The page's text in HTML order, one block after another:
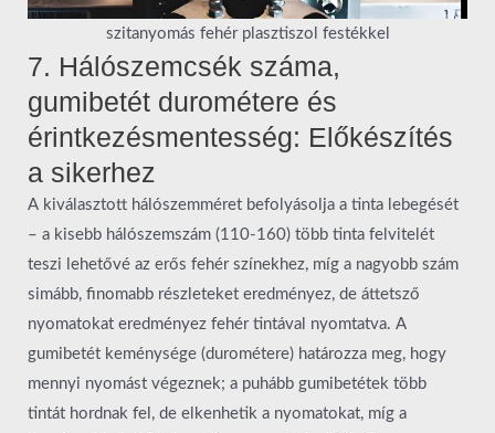
szitanyomás fehér plasztiszol festékkel
7. Hálószemcsék száma,
gumibetét durométere és
érintkezésmentesség: Előkészítés
a sikerhez
A kiválasztott hálószemméret befolyásolja a tinta lebegését
– a kisebb hálószemszám (110-160) több tinta felvitelét
teszi lehetővé az erős fehér színekhez, míg a nagyobb szám
simább, finomabb részleteket eredményez, de áttetsző
nyomatokat eredményez fehér tintával nyomtatva. A
gumibetét keménysége (durométere) határozza meg, hogy
mennyi nyomást végeznek; a puhább gumibetétek több
tintát hordnak fel, de elkenhetik a nyomatokat, míg a